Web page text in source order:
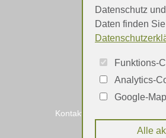
Meinungen
Kontakt
Datenschutz
Daten finden
Funktions-
Analytics-
Google-
Alle